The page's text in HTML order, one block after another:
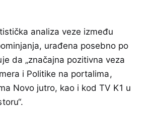
analiza veze između
urađena posebno po
da „značajna pozitivna veza
i Politike na portalima,
Novo jutro, kao i kod TV K1 u